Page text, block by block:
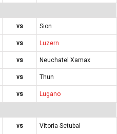
vs
Sion
vs
Luzern
vs
Neuchatel Xamax
vs
Thun
vs Lugano
vs
Vitoria Setubal